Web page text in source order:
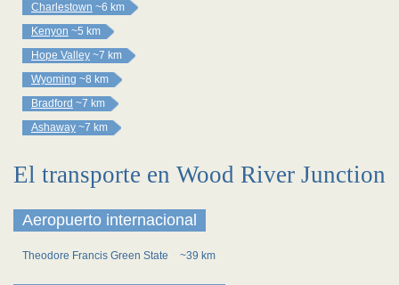
Charlestown ~6 km
Kenyon ~5 km
Hope Valley ~7 km
Wyoming ~8 km
Bradford ~7 km
Ashaway ~7 km
El transporte en Wood River Junction
Aeropuerto internacional
Theodore Francis Green State ~39 km